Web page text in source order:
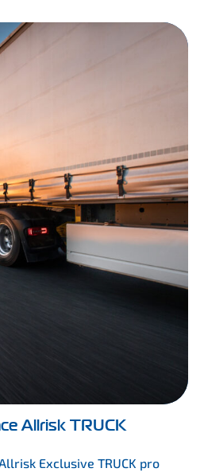
Allrisk TRUCK
Exclusive TRUCK pro